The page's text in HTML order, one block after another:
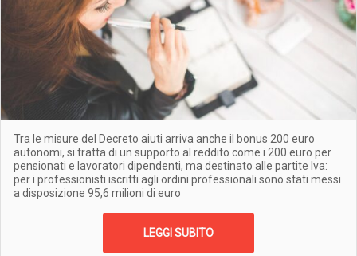
Tra le misure del Decreto aiuti arriva anche il bonus 200 euro
autonomi, si tratta di un supporto al reddito come i 200 euro per
pensionati e lavoratori dipendenti, ma destinato alle partite Iva:
per i professionisti iscritti agli ordini professionali sono stati messi
a disposizione 95,6 milioni di euro
LEGGI SUBITO